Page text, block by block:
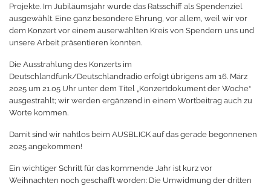
Projekte. Im Jubiläumsjahr wurde das Ratsschiff als Spendenziel
ausgewählt. Eine ganz besondere Ehrung, vor allem, weil wir vor
dem Konzert vor einem auserwählten Kreis von Spendern uns und
unsere Arbeit präsentieren konnten.
Die Ausstrahlung des Konzerts im
Deutschlandfunk/Deutschlandradio erfolgt übrigens am 16. März
2025 um 21.05 Uhr unter dem Titel „Konzertdokument der Woche“
ausgestrahlt; wir werden ergänzend in einem Wortbeitrag auch zu
Worte kommen.
Damit sind wir nahtlos beim AUSBLICK auf das gerade begonnenen
2025 angekommen!
Ein wichtiger Schritt für das kommende Jahr ist kurz vor
Weihnachten noch geschafft worden: Die Umwidmung der dritten